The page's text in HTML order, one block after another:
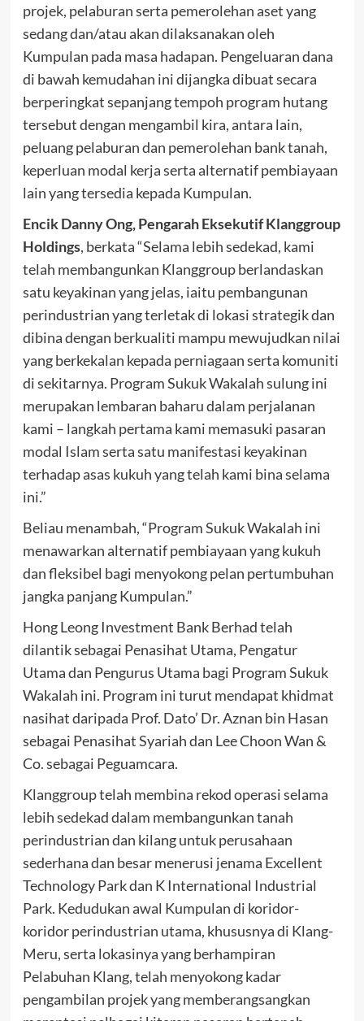
projek, pelaburan serta pemerolehan aset yang
sedang dan/atau akan dilaksanakan oleh
Kumpulan pada masa hadapan. Pengeluaran dana
di bawah kemudahan ini dijangka dibuat secara
berperingkat sepanjang tempoh program hutang
tersebut dengan mengambil kira, antara lain,
peluang pelaburan dan pemerolehan bank tanah,
keperluan modal kerja serta alternatif pembiayaan
lain yang tersedia kepada Kumpulan.
Encik Danny Ong, Pengarah Eksekutif Klanggroup
Holdings, berkata “Selama lebih sedekad, kami
telah membangunkan Klanggroup berlandaskan
satu keyakinan yang jelas, iaitu pembangunan
perindustrian yang terletak di lokasi strategik dan
dibina dengan berkualiti mampu mewujudkan nilai
yang berkekalan kepada perniagaan serta komuniti
di sekitarnya. Program Sukuk Wakalah sulung ini
merupakan lembaran baharu dalam perjalanan
kami – langkah pertama kami memasuki pasaran
modal Islam serta satu manifestasi keyakinan
terhadap asas kukuh yang telah kami bina selama
ini.”
Beliau menambah, “Program Sukuk Wakalah ini
menawarkan alternatif pembiayaan yang kukuh
dan fleksibel bagi menyokong pelan pertumbuhan
jangka panjang Kumpulan.”
Hong Leong Investment Bank Berhad telah
dilantik sebagai Penasihat Utama, Pengatur
Utama dan Pengurus Utama bagi Program Sukuk
Wakalah ini. Program ini turut mendapat khidmat
nasihat daripada Prof. Dato’ Dr. Aznan bin Hasan
sebagai Penasihat Syariah dan Lee Choon Wan &
Co. sebagai Peguamcara.
Klanggroup telah membina rekod operasi selama
lebih sedekad dalam membangunkan tanah
perindustrian dan kilang untuk perusahaan
sederhana dan besar menerusi jenama Excellent
Technology Park dan K International Industrial
Park. Kedudukan awal Kumpulan di koridor-
koridor perindustrian utama, khususnya di Klang-
Meru, serta lokasinya yang berhampiran
Pelabuhan Klang, telah menyokong kadar
pengambilan projek yang memberangsangkan